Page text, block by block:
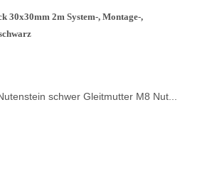
30x30mm 2m System-, Montage-,